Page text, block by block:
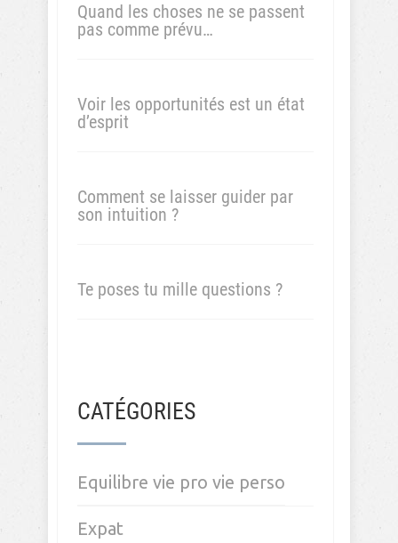
Quand les choses ne se passent
pas comme prévu…
Voir les opportunités est un état
d’esprit
Comment se laisser guider par
son intuition ?
Te poses tu mille questions ?
CATÉGORIES
Equilibre vie pro vie perso
Expat